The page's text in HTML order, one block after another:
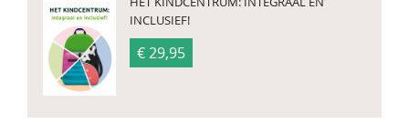
INCLUSIEF!
€ 29,95